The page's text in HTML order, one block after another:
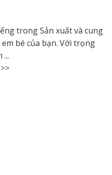
trongSản xuất và cung
bé của bạn. Với trọng